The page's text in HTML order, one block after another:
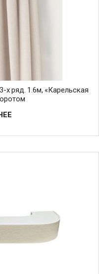
ряд. 1.6м, «Карельская